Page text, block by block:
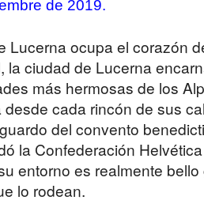
de 2019.
Lucerna ocupa el corazón
la ciudad de Lucerna
más hermosas de los
cada rincón de sus
del convento
la Confederación
entorno es realmente
lo rodean.